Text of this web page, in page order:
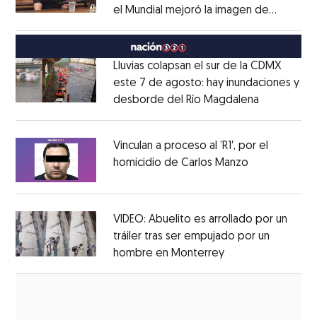
el Mundial mejoró la imagen de
Lluvias colapsan el sur de la CDMX
este 7 de agosto: hay inundaciones y
desborde del Río Magdalena
Opens in new window
Vinculan a proceso al ’R1′, por el
homicidio de Carlos Manzo
VIDEO: Abuelito es arrollado por un
tráiler tras ser empujado por un
hombre en MonterreyOpens in new